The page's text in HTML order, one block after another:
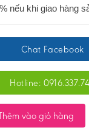
nếu khi giao hàng
Chat Facebook
Hotline:
vào giỏ hàng